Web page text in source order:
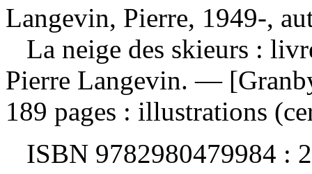
Langevin, Pierre, 1949-,
La neige des skieurs :
Pierre Langevin. —
189 pages : illustrations
ISBN 9782980479984 :